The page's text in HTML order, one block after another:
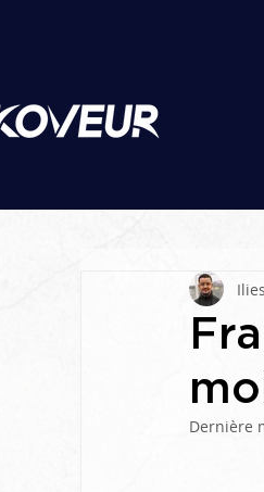
Dernière